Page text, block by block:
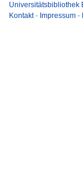
Universitätsbibliothek
Kontakt- Impressum -